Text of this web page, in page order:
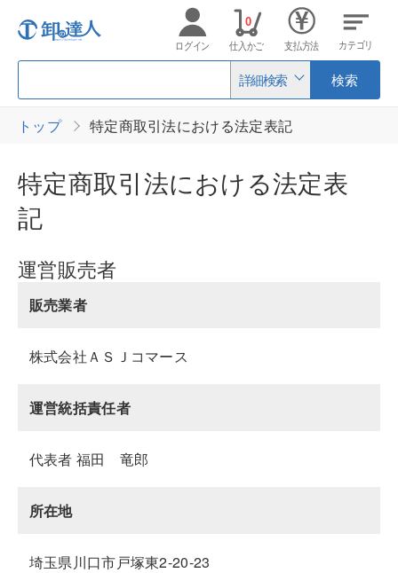
詳細検索 検索
ログイン 仕入かご
0
支払方法 カテゴリ
トップ 特定商取引法における法定表記
特定商取引法における法定表
記
運営販売者
販売業者
株式会社ＡＳＪコマース
運営統括責任者
代表者 福田 竜郎
所在地
埼玉県川口市戸塚東2-20-23